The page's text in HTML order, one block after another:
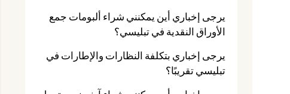
يرجى إخباري أين يمكنني شراء ألبومات جمع
الأوراق النقدية في تبليسي؟
يرجى إخباري بتكلفة النظارات والإطارات في
تبليسي تقريبًا؟